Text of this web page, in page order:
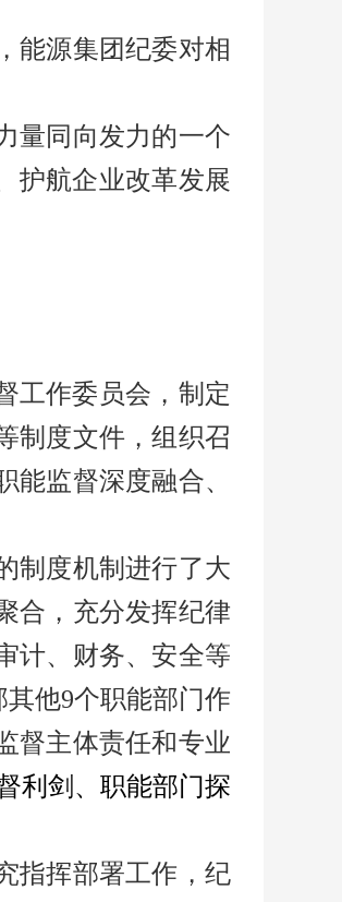
能源集团纪委对相
量同向发力的一个
护航企业改革发展
工作委员会，制定
制度文件，组织召
监督深度融合、
制度机制进行了大
合，充分发挥纪律
计、财务、安全等
他9个职能部门作
督主体责任和专业
利剑、职能部门探
指挥部署工作，纪